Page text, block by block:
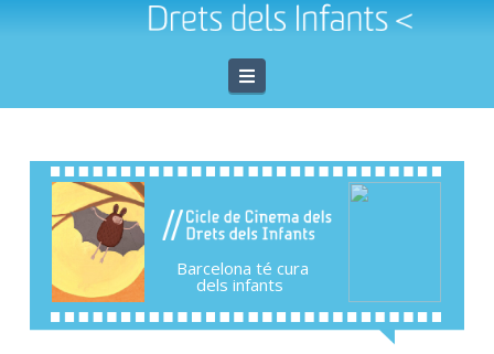
Navigation
Barcelona té cura
dels infants